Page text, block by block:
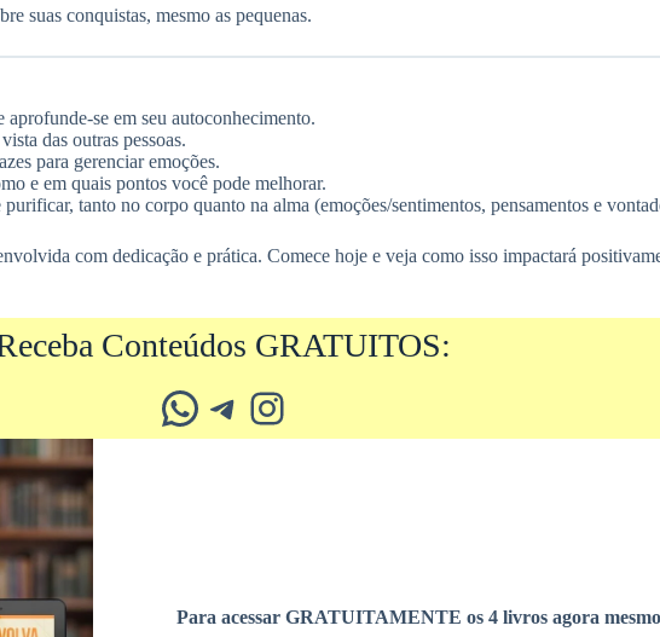
suas conquistas, mesmo as pequenas.
se em seu autoconhecimento.
das outras pessoas.
para gerenciar emoções.
e em quais pontos você pode melhorar.
tanto no corpo quanto na alma (emoções/sentimentos, pensamentos e
com dedicação e prática. Comece hoje e veja como isso impactará
Conteúdos GRATUITOS:
Whatsapp Telegram Instagram
Para acessar GRATUITAMENTE os 4 livros agora